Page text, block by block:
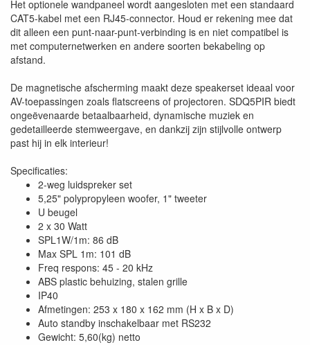
Het optionele wandpaneel wordt aangesloten met een standaard
CAT5-kabel met een RJ45-connector. Houd er rekening mee dat
dit alleen een punt-naar-punt-verbinding is en niet compatibel is
met computernetwerken en andere soorten bekabeling op
afstand.
De magnetische afscherming maakt deze speakerset ideaal voor
AV-toepassingen zoals flatscreens of projectoren. SDQ5PIR biedt
ongeëvenaarde betaalbaarheid, dynamische muziek en
gedetailleerde stemweergave, en dankzij zijn stijlvolle ontwerp
past hij in elk interieur!
Specificaties:
2-weg luidspreker set
5,25" polypropyleen woofer, 1" tweeter
U beugel
2 x 30 Watt
SPL1W/1m: 86 dB
Max SPL 1m: 101 dB
Freq respons: 45 - 20 kHz
ABS plastic behuizing, stalen grille
IP40
Afmetingen: 253 x 180 x 162 mm (H x B x D)
Auto standby inschakelbaar met RS232
Gewicht: 5,60(kg) netto